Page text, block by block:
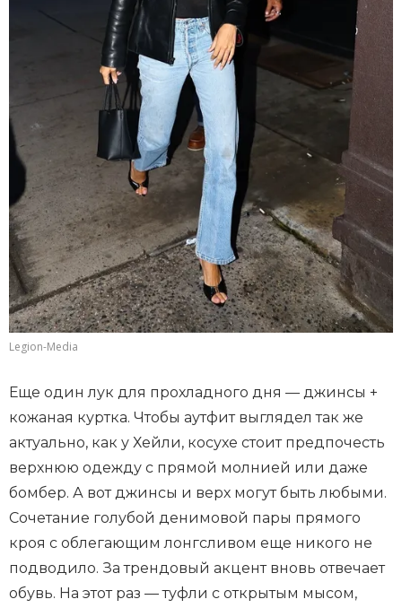
Legion-Media
Еще один лук для прохладного дня — джинсы +
кожаная куртка. Чтобы аутфит выглядел так же
актуально, как у Хейли, косухе стоит предпочесть
верхнюю одежду с прямой молнией или даже
бомбер. А вот джинсы и верх могут быть любыми.
Сочетание голубой денимовой пары прямого
кроя с облегающим лонгсливом еще никого не
подводило. За трендовый акцент вновь отвечает
обувь. На этот раз — туфли с открытым мысом,